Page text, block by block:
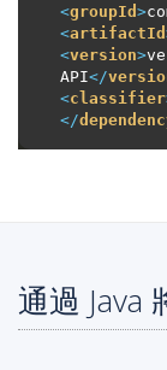
<groupId >
<artifactId
<version>
API</
<classifier
</
通過 Java